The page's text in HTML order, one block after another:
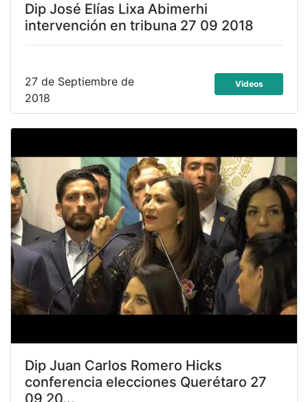
Dip José Elías Lixa Abimerhi
intervención en tribuna 27 09 2018
27 de Septiembre de
2018
Videos
Dip Juan Carlos Romero Hicks
conferencia elecciones Querétaro 27
09 20...